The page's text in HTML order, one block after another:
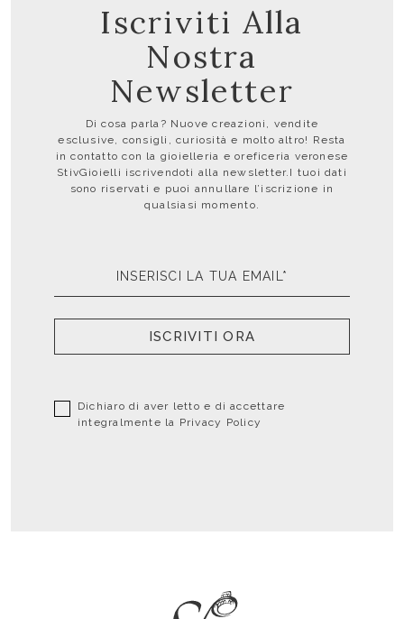
Iscriviti Alla
Nostra
Newsletter
Di cosa parla? Nuove creazioni, vendite
esclusive, consigli, curiosità e molto altro! Resta
in contatto con la gioielleria e oreficeria veronese
StivGioielli iscrivendoti alla newsletter.I tuoi dati
sono riservati e puoi annullare l’iscrizione in
qualsiasi momento.
ISCRIVITI ORA
Dichiaro di aver letto e di accettare
integralmente la Privacy Policy